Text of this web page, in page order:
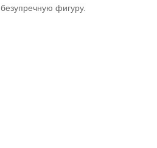
безупречную фигуру.